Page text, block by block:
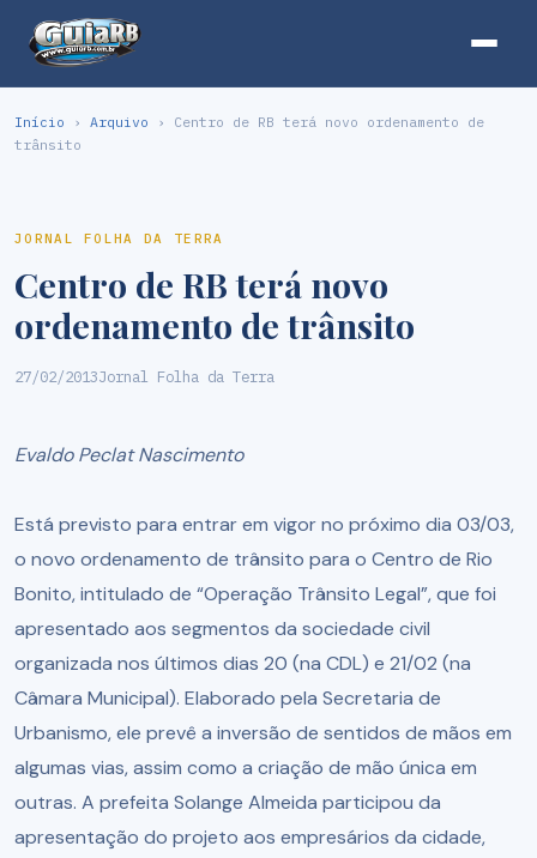
Início › Arquivo › Centro de RB terá novo ordenamento de
trânsito
JORNAL FOLHA DA TERRA
Centro de RB terá novo
ordenamento de trânsito
27/02/2013Jornal Folha da Terra
Evaldo Peclat Nascimento
Está previsto para entrar em vigor no próximo dia 03/03,
o novo ordenamento de trânsito para o Centro de Rio
Bonito, intitulado de “Operação Trânsito Legal”, que foi
apresentado aos segmentos da sociedade civil
organizada nos últimos dias 20 (na CDL) e 21/02 (na
Câmara Municipal). Elaborado pela Secretaria de
Urbanismo, ele prevê a inversão de sentidos de mãos em
algumas vias, assim como a criação de mão única em
outras. A prefeita Solange Almeida participou da
apresentação do projeto aos empresários da cidade,